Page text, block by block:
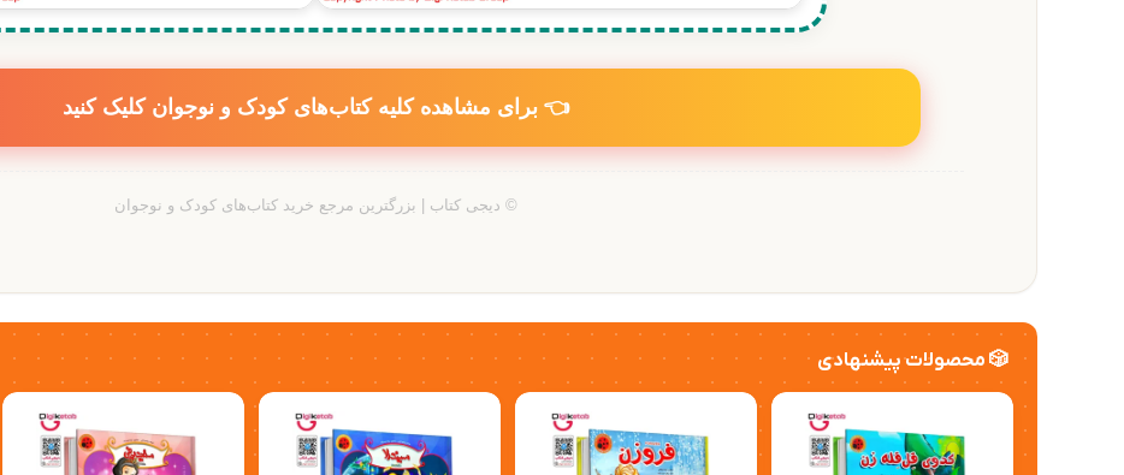
👈 برای مشاهده کلیه کتاب‌های کودک و نوجوان کلیک کنید
© دیجی کتاب | بزرگترین مرجع خرید کتاب‌های کودک و نوجوان
🎲 محصولات پیشنهادی